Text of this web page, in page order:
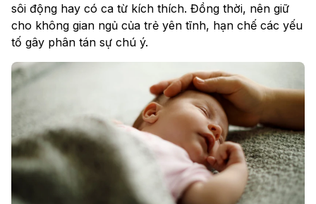
sôi động hay có ca từ kích thích. Đồng thời, nên giữ
cho không gian ngủ của trẻ yên tĩnh, hạn chế các yếu
tố gây phân tán sự chú ý.